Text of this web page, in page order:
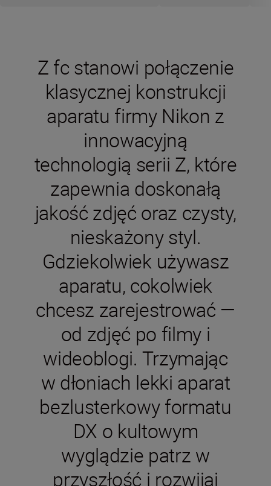
Z fc stanowi połączenie
klasycznej konstrukcji
aparatu firmy Nikon z
innowacyjną
technologią serii Z, które
zapewnia doskonałą
jakość zdjęć oraz czysty,
nieskażony styl.
Gdziekolwiek używasz
aparatu, cokolwiek
chcesz zarejestrować —
od zdjęć po filmy i
wideoblogi. Trzymając
w dłoniach lekki aparat
bezlusterkowy formatu
DX o kultowym
wyglądzie patrz w
przyszłość i rozwijaj